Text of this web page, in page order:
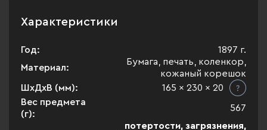
Характеристики
Год:
1897 г.
Материал:
Бумага, печать, коленкор,
кожаный корешок
ШхДхВ (мм):
165 x 230 x 20
Вес предмета
(г):
567
потертости, загрязнения,